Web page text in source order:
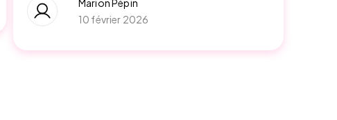
Marion Pépin
10 février 2026